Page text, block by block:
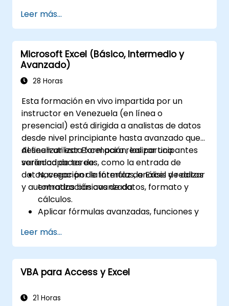
Leer más...
Microsoft Excel (Básico, Intermedio y
Avanzado)
28 Horas
Esta formación en vivo impartida por un
instructor en Venezuela (en línea o
presencial) está dirigida a analistas de datos
desde nivel principiante hasta avanzado que
deseen utilizar Excel para realizar una
variedad de tareas, como la entrada de
datos, creación de fórmulas, análisis de datos
y automatización avanzada.
Al finalizar esta formación, los participantes
serán capaces de:
Navegar por la interfaz de Excel y realizar
entradas básicas de datos, formato y
cálculos.
Aplicar fórmulas avanzadas, funciones y
datos.
Crear y gestionar tablas dinámicas e
gráficos para la visualización de datos.
Utilizar herramientas como Power Query
Automatizar tareas utilizando macros y
Leer más...
VBA para Access y Excel
21 Horas